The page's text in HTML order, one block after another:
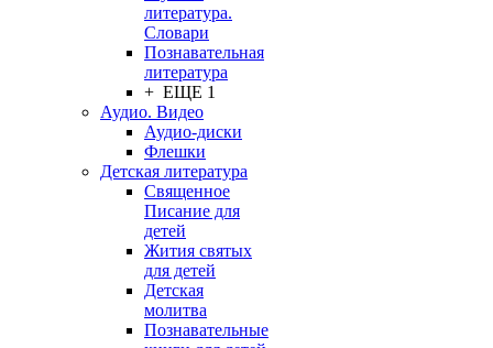
литература.
Словари
Познавательная
литература
+ ЕЩЕ 1
Аудио. Видео
Аудио-диски
Флешки
Детская литература
Священное
Писание для
детей
Жития святых
для детей
Детская
молитва
Познавательные